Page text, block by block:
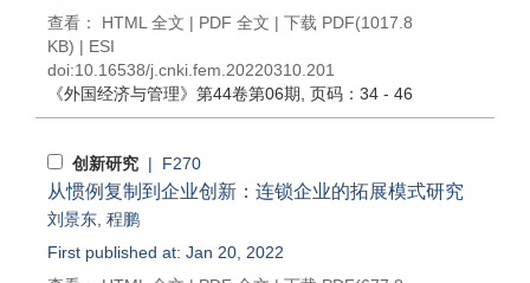
查看： HTML 全文 | PDF 全文 | 下载 PDF(1017.8
KB) | ESI
doi:10.16538/j.cnki.fem.20220310.201
《外国经济与管理》 第44卷第06期 , 页码：34 - 46
创新研究 | F270
从惯例复制到企业创新：连锁企业的拓展模式研究
刘景东 程鹏
First published at: Jan 20, 2022